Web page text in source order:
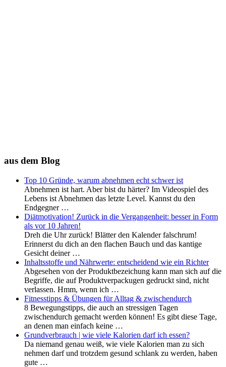
aus dem Blog
Top 10 Gründe, warum abnehmen echt schwer ist
Abnehmen ist hart. Aber bist du härter? Im Videospiel des
Lebens ist Abnehmen das letzte Level. Kannst du den
Endgegner …
Diätmotivation! Zurück in die Vergangenheit: besser in Form
als vor 10 Jahren!
Dreh die Uhr zurück! Blätter den Kalender falschrum!
Erinnerst du dich an den flachen Bauch und das kantige
Gesicht deiner …
Inhaltsstoffe und Nährwerte: entscheidend wie ein Richter
Abgesehen von der Produktbezeichung kann man sich auf die
Begriffe, die auf Produktverpackugen gedruckt sind, nicht
verlassen. Hmm, wenn ich …
Fitnesstipps & Übungen für Alltag & zwischendurch
8 Bewegungstipps, die auch an stressigen Tagen
zwischendurch gemacht werden können! Es gibt diese Tage,
an denen man einfach keine …
Grundverbrauch | wie viele Kalorien darf ich essen?
Da niemand genau weiß, wie viele Kalorien man zu sich
nehmen darf und trotzdem gesund schlank zu werden, haben
gute …